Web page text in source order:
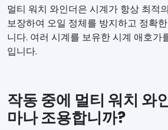
멀티 워치 와인더은 시계가 항상 최적
보장하여 오일 정체를 방지하고 정확
니다. 여러 시계를 보유한 시계 애호가
입니다.
작동 중에 멀티 워치 와
마나 조용합니까?